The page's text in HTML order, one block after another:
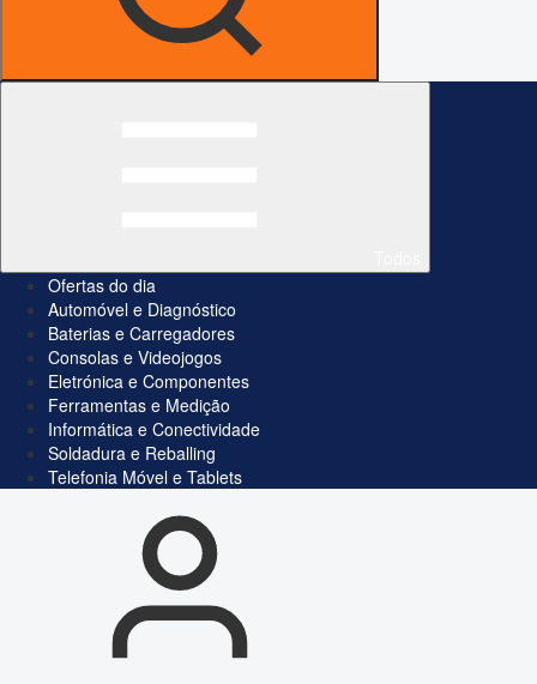
Ofertas do dia
Automóvel e Diagnóstico
Baterias e Carregadores
Consolas e Videojogos
Eletrónica e Componentes
Ferramentas e Medição
Informática e Conectividade
Soldadura e Reballing
Telefonia Móvel e Tablets